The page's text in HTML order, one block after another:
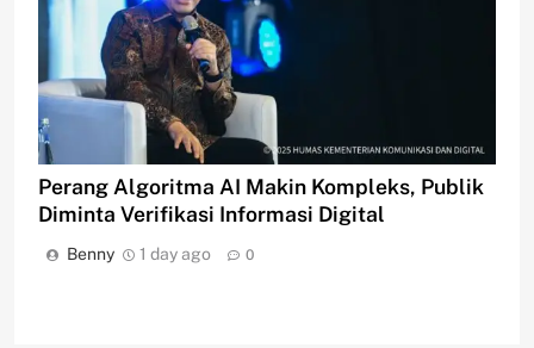
Perang Algoritma AI Makin Kompleks, Publik
Diminta Verifikasi Informasi Digital
Benny 1 day ago 0